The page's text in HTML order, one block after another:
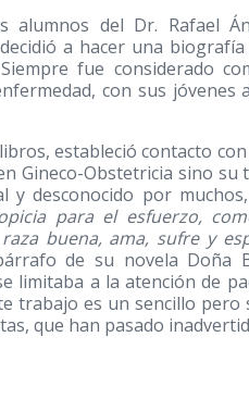
alumnos del Dr. Rafael
a hacer una
fue considerado
con sus
estableció contacto
Gineco-Obstetricia sino su
y desconocido por
para el esfuerzo,
buena, ama, sufre y
de su novela Doña
limitaba a la atención de
trabajo es un sencillo
que han pasado